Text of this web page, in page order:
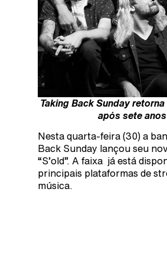
Taking Back Sunday
após sete anos
Nesta quarta-feira (30) a
Back Sunday lançou seu
“S’old”. A faixa já está
principais plataformas de
música.